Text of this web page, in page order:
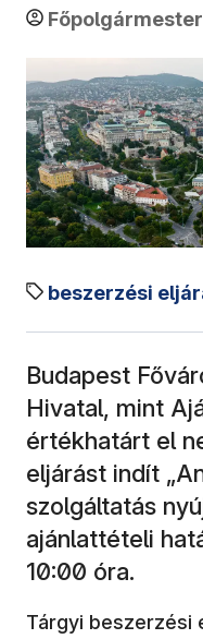
beszerzési
Budapest
Hivatal, mint
értékhatárt el
eljárást indít
szolgáltatás
ajánlattételi
10:00 óra.
Tárgyi beszerzési